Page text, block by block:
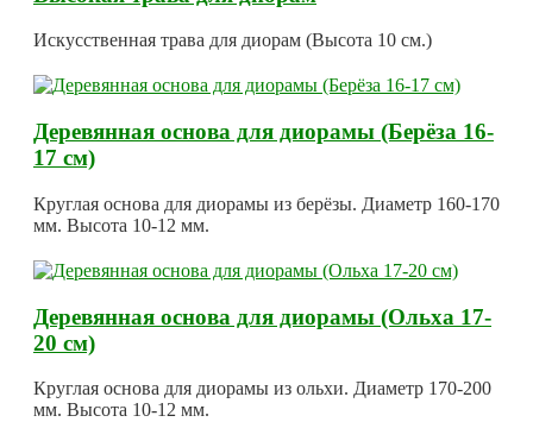
Искусственная трава для диорам (Высота 10 см.)
Деревянная основа для диорамы (Берёза 16-
17 см)
Круглая основа для диорамы из берёзы. Диаметр 160-170
мм. Высота 10-12 мм.
Деревянная основа для диорамы (Ольха 17-
20 см)
Круглая основа для диорамы из ольхи. Диаметр 170-200
мм. Высота 10-12 мм.